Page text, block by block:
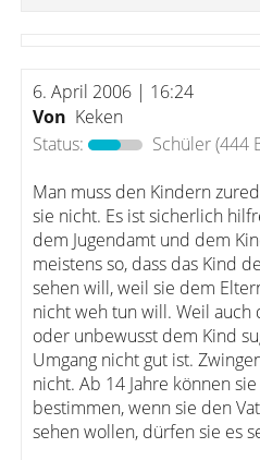
6. April 2006 | 16:24
Von Keken
Status:
Schüler(444
Man muss den Kindern
sie nicht. Es ist sicherlich
dem Jugendamt und dem
meistens so, dass das Kind
sehen will, weil sie dem
nicht weh tun will. Weil
oder unbewusst dem Kind
Umgang nicht gut ist.
nicht. Ab 14 Jahre können
bestimmen, wenn sie den
sehen wollen, dürfen sie es